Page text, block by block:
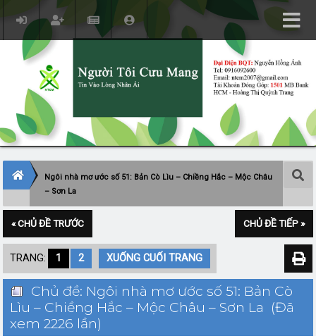
Ngôi nhà mơ ước số 51: Bản Cò Lìu – Chiềng Hắc – Mộc Châu
– Sơn La
« CHỦ ĐỀ TRƯỚC CHỦ ĐỀ TIẾP »
TRANG: 1 2 XUỐNG CUỐI TRANG
Chủ đề: Ngôi nhà mơ ước số 51: Bản Cò
Lìu – Chiềng Hắc – Mộc Châu – Sơn La (Đã
xem 2226 lần)